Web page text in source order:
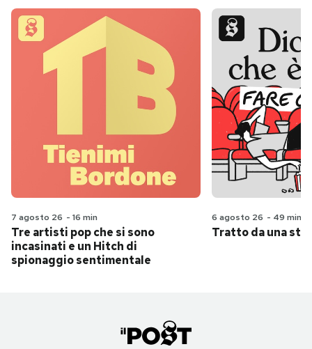
7 agosto 26 - 16 min
Tre artisti pop che si sono
incasinati e un Hitch di
spionaggio sentimentale
6 agosto 26 - 49 min
Tratto da una